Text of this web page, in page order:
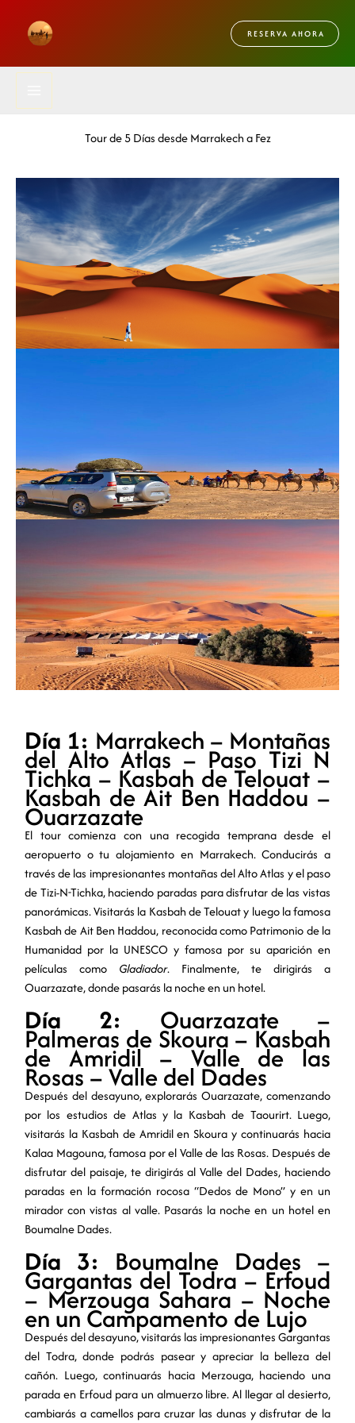
content
RESERVA AHORA
Tour de 5 Días desde Marrakech a Fez
Día 1: Marrakech – Montañas
del Alto Atlas – Paso Tizi N
Tichka – Kasbah de Telouat –
Kasbah de Ait Ben Haddou –
Ouarzazate
El tour comienza con una recogida temprana desde el
aeropuerto o tu alojamiento en Marrakech. Conducirás a
través de las impresionantes montañas del Alto Atlas y el paso
de Tizi-N-Tichka, haciendo paradas para disfrutar de las vistas
panorámicas. Visitarás la Kasbah de Telouat y luego la famosa
Kasbah de Ait Ben Haddou, reconocida como Patrimonio de la
Humanidad por la UNESCO y famosa por su aparición en
películas como Gladiador. Finalmente, te dirigirás a
Ouarzazate, donde pasarás la noche en un hotel.
Día 2: Ouarzazate –
Palmeras de Skoura – Kasbah
de Amridil – Valle de las
Rosas – Valle del Dades
Después del desayuno, explorarás Ouarzazate, comenzando
por los estudios de Atlas y la Kasbah de Taourirt. Luego,
visitarás la Kasbah de Amridil en Skoura y continuarás hacia
Kalaa Magouna, famosa por el Valle de las Rosas. Después de
disfrutar del paisaje, te dirigirás al Valle del Dades, haciendo
paradas en la formación rocosa “Dedos de Mono” y en un
mirador con vistas al valle. Pasarás la noche en un hotel en
Boumalne Dades.
Día 3: Boumalne Dades –
Gargantas del Todra – Erfoud
– Merzouga Sahara – Noche
en un Campamento de Lujo
Después del desayuno, visitarás las impresionantes Gargantas
del Todra, donde podrás pasear y apreciar la belleza del
cañón. Luego, continuarás hacia Merzouga, haciendo una
parada en Erfoud para un almuerzo libre. Al llegar al desierto,
cambiarás a camellos para cruzar las dunas y disfrutar de la